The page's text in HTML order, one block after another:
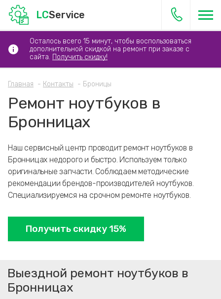
LCService
Осталось всего 15 минут, чтобы воспользоваться
дополнительной скидкой на ремонт при заказе с
сайта. Получить скидку!
Главная Контакты Броницы
Ремонт ноутбуков в
Бронницах
Наш сервисный центр проводит ремонт ноутбуков в
Бронницах недорого и быстро. Используем только
оригинальные запчасти. Соблюдаем методические
рекомендации брендов-производителей ноутбуков.
Специализируемся на срочном ремонте ноутбуков.
Получить скидку 15%
Выездной ремонт ноутбуков в
Бронницах